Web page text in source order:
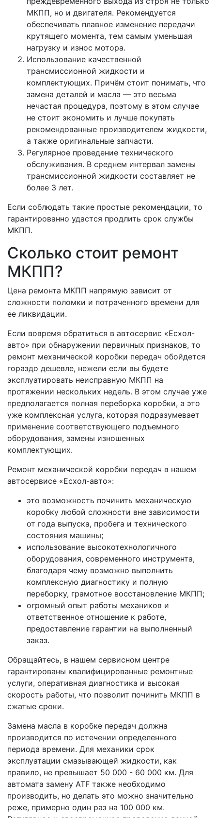
МКПП, но и двигателя. Рекомендуется
обеспечивать плавное изменение передачи
крутящего момента, тем самым уменьшая
нагрузку и износ мотора.
Использование качественной
трансмиссионной жидкости и
комплектующих. Причём стоит понимать, что
замена деталей и масла — это весьма
нечастая процедура, поэтому в этом случае
не стоит экономить и лучше покупать
рекомендованные производителем жидкости,
а также оригинальные запчасти.
Регулярное проведение технического
обслуживания. В среднем интервал замены
трансмиссионной жидкости составляет не
более 3 лет.
Если соблюдать такие простые рекомендации, то
гарантированно удастся продлить срок службы
МКПП.
Сколько стоит ремонт
МКПП?
Цена ремонта МКПП напрямую зависит от
сложности поломки и потраченного времени для
ее ликвидации.
Если вовремя обратиться в автосервис «Есхол-
авто» при обнаружении первичных признаков, то
ремонт механической коробки передач обойдется
гораздо дешевле, нежели если вы будете
эксплуатировать неисправную МКПП на
протяжении нескольких недель. В этом случае уже
предполагается полная переборка коробки, а это
уже комплексная услуга, которая подразумевает
применение соответствующего подъемного
оборудования, замены изношенных
комплектующих.
Ремонт механической коробки передач в нашем
автосервисе «Есхол-авто»:
это возможность починить механическую
коробку любой сложности вне зависимости
от года выпуска, пробега и технического
состояния машины;
использование высокотехнологичного
оборудования, современного инструмента,
благодаря чему возможно выполнить
комплексную диагностику и полную
переборку, грамотное восстановление МКПП;
огромный опыт работы механиков и
ответственное отношение к работе,
предоставление гарантии на выполненный
заказ.
Обращайтесь, в нашем сервисном центре
гарантированы квалифицированные ремонтные
услуги, оперативная диагностика и высокая
скорость работы, что позволит починить МКПП в
сжатые сроки.
Замена масла в коробке передач должна
производится по истечении определенного
периода времени. Для механики срок
эксплуатации смазывающей жидкости, как
правило, не превышает 50 000 - 60 000 км. Для
автомата замену ATF также необходимо
производить, но делать это можно значительно
реже, примерно один раз на 100 000 км.